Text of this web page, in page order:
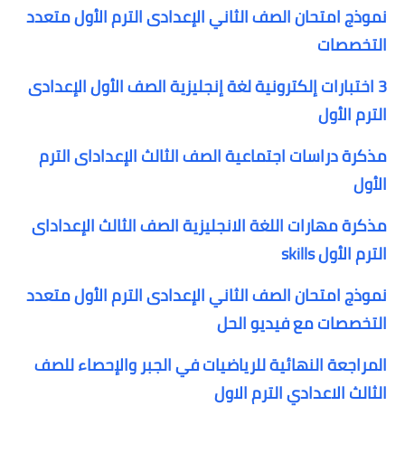
نموذج امتحان الصف الثاني الإعدادى الترم الأول متعدد
التخصصات
3 اختبارات إلكترونية لغة إنجليزية الصف الأول الإعدادى
الترم الأول
مذكرة دراسات اجتماعية الصف الثالث الإعداداى الترم
الأول
مذكرة مهارات اللغة الانجليزية الصف الثالث الإعداداى
الترم الأول skills
نموذج امتحان الصف الثاني الإعدادى الترم الأول متعدد
التخصصات مع فيديو الحل
المراجعة النهائية للرياضيات في الجبر والإحصاء للصف
الثالث الاعدادي الترم الاول